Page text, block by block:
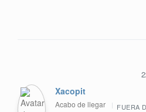
Xacopit
Acabo de llegar FUERA